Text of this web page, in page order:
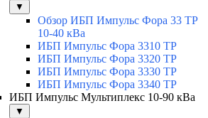
▼
Обзор ИБП Импульс Фора 33 ТР
10-40 кВа
ИБП Импульс Фора 3310 ТР
ИБП Импульс Фора 3320 ТР
ИБП Импульс Фора 3330 ТР
ИБП Импульс Фора 3340 ТР
ИБП Импульс Мультиплекс 10-90 кВа
▼